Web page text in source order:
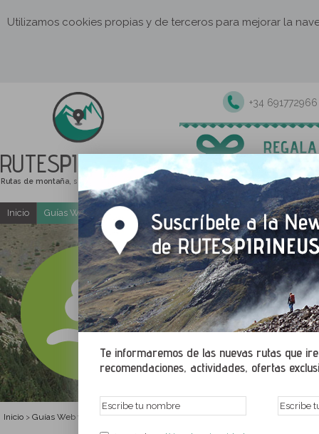
Utilizamos cookies propias y de terceros para mejorar la
RUTESPIRINEUS
Rutas de montaña, senderismo y excursiones
+34 691772966
Te informaremos de las nuevas rutas que
recomendaciones, actividades, ofertas
Inicio Guías Web y PDF gratuitas Excursiones y actividades
Inicio > Guías Web y PDF gratuítas>Rutas en paisajes pintorescos